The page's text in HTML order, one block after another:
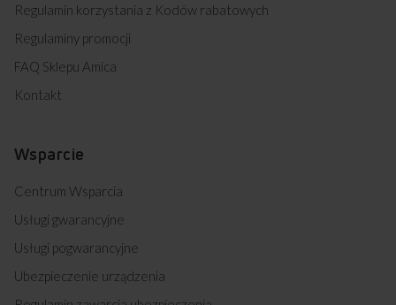
Regulamin korzystania z Kodów rabatowych
Regulaminy promocji
FAQ Sklepu Amica
Kontakt
Wsparcie
Centrum Wsparcia
Usługi gwarancyjne
Usługi pogwarancyjne
Ubezpieczenie urządzenia